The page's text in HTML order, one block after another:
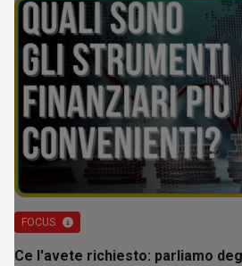
FOCUS
Ce l'avete richiesto: parliamo